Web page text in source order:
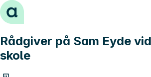
Hopp til innhold
Rådgiver på Sam Eyde
skole